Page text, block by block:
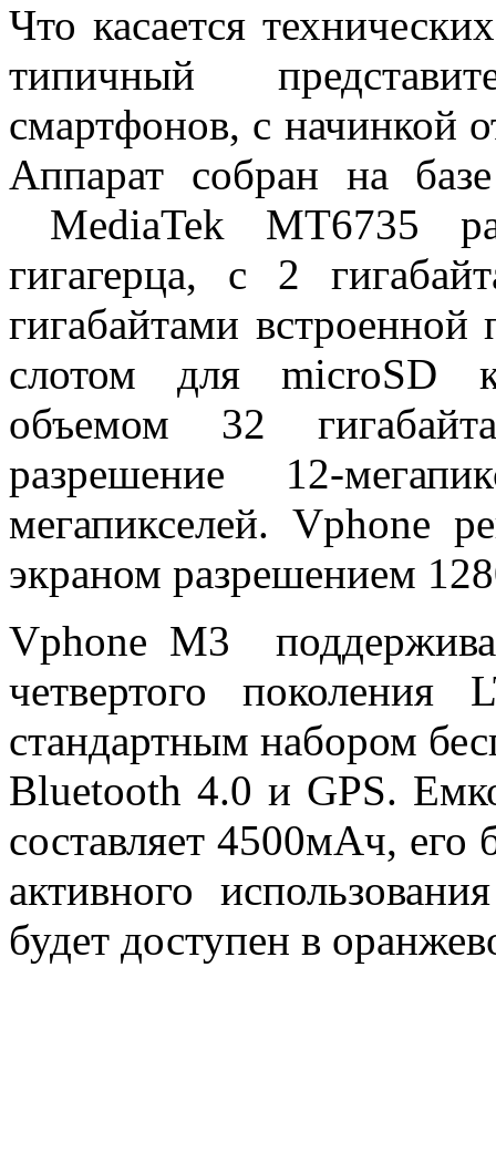
Что касается
типичный
смартфонов, с начинкой
Аппарат собран на
MediaTek MT6735
гигагерца, с 2
гигабайтами
слотом для microSD
объемом 32
разрешение 12-
мегапикселей. Vphone
экраном разрешением
Vphone M3
четвертого поколения
стандартным набором
Bluetooth 4.0 и GPS.
составляет 4500мАч, его
активного
будет доступен в